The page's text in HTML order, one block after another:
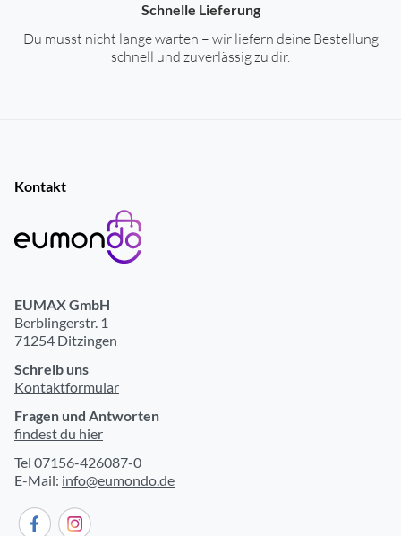
Schnelle Lieferung
Du musst nicht lange warten – wir liefern deine Bestellung
schnell und zuverlässig zu dir.
Kontakt
EUMAX GmbH
Berblingerstr. 1
71254 Ditzingen
Schreib uns
Kontaktformular
Fragen und Antworten
findest du hier
Tel 07156-426087-0
E-Mail: info@eumondo.de